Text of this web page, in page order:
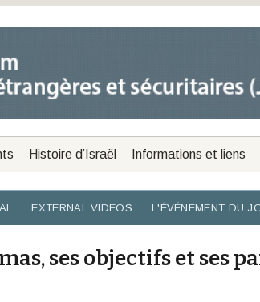
Histoire d’Israël Informations et liens
EXTERNAL VIDEOS L'ÉVÉNEMENT DU
ses objectifs et ses